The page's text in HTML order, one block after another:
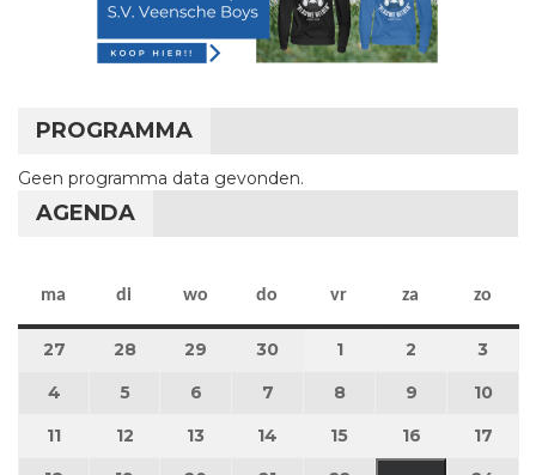
PROGRAMMA
Geen programma data gevonden.
AGENDA
ma maandag
di dinsdag
wo woensdag
do donderdag
vr vrijdag
za zaterdag
zo
27 27 april 2026
28 28 april 2026
29 29 april 2026
30 30 april 2026
11 mei 2026
2 2 mei 2026
3
4 4 mei 2026
55 mei 2026
6 6 mei 2026
7 7 mei 2026
8 8 mei 2026
9 9 mei 2026
10
11 11 mei 2026
12 12 mei 2026
13 13 mei 2026
14 14 mei 2026
15 15 mei 2026
16 16 mei 2026
17